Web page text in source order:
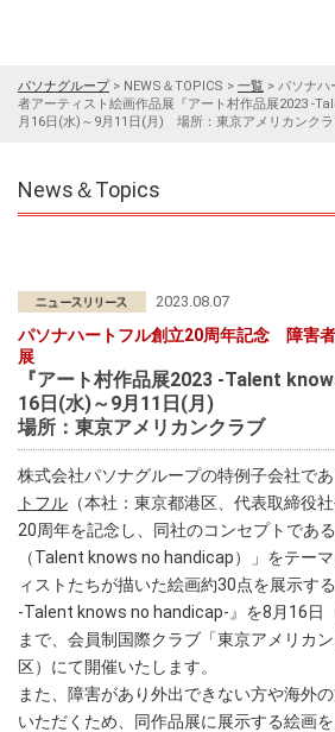
パソナグループ> NEWS＆TOPICS > 一覧 > パソナ
者アーティスト絵画作品展『アート村作品展2023 -
月16日(水)～9月11日(月) 場所：東京アメリカンク
News＆Topics
2023.08.07
パソナハートフル創立20周年記念 障害
展
『アート村作品展2023 -Talent
16日(水)～9月11日(月)
場所：東京アメリカンクラブ
株式会社パソナグループの特例子会社であ
トフル （本社：東京都港区、代表取締役
20周年を記念し、同社のコンセプトであ
（Talent knows no handicap）」をテー
ィストたちが描いた絵画約30点を展示す
-Talent knows no handicap-』を8月16日
まで、会員制国際クラブ「東京アメリカ
区）にて開催いたします。
また、障害があり外出できない方や海外
いただくため、同作品展に展示する絵画